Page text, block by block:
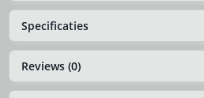
Specificaties
Reviews (0)